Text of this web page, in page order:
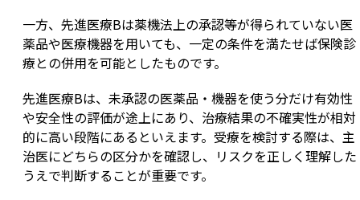
一方、先進医療Bは薬機法上の承認等が得られていない医
薬品や医療機器を用いても、一定の条件を満たせば保険診
療との併用を可能としたものです。
先進医療Bは、未承認の医薬品・機器を使う分だけ有効性
や安全性の評価が途上にあり、治療結果の不確実性が相対
的に高い段階にあるといえます。受療を検討する際は、主
治医にどちらの区分かを確認し、リスクを正しく理解した
うえで判断することが重要です。